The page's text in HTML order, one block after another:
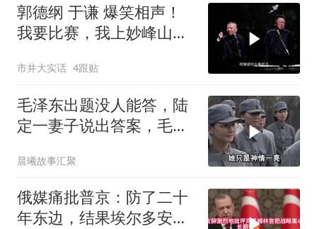
郭德纲 于谦 爆笑相声！
我要比赛，我上妙峰山干
祖庙
市井大实话 4跟贴
毛泽东出题没人能答，陆
定一妻子说出答案，毛主
晨曦故事汇聚
俄媒痛批普京：防了二十
年东边，结果埃尔多安把